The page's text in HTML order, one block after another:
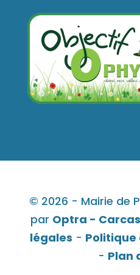
© 2026 - Mairie de
par Optra -
légales -
- Plan